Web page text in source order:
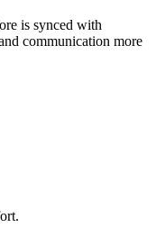
is synced with
communication more